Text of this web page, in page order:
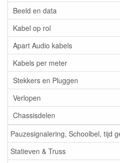
Beeld en data
Kabel op rol
Apart Audio kabels
Kabels per meter
Stekkers en Pluggen
Verlopen
Chassisdelen
Pauzesignalering, Schoolbel, tijd
Statieven & Truss